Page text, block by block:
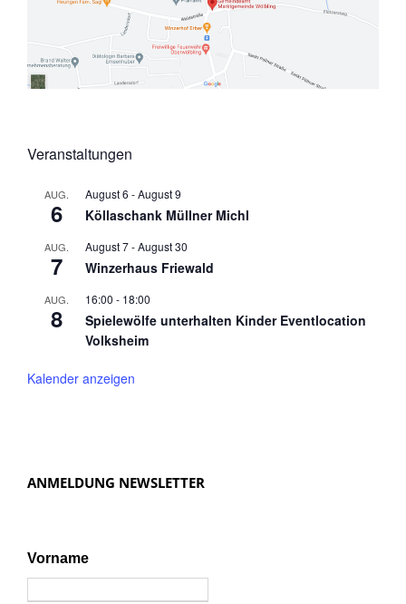
Veranstaltungen
AUG.
6
August 6 -August 9
Köllaschank Müllner Michl
AUG.
7
August 7-August 30
Winzerhaus Friewald
AUG.
8
16:00 - 18:00
Spielewölfe unterhalten Kinder Eventlocation
Volksheim
Kalender anzeigen
ANMELDUNG NEWSLETTER
Vorname